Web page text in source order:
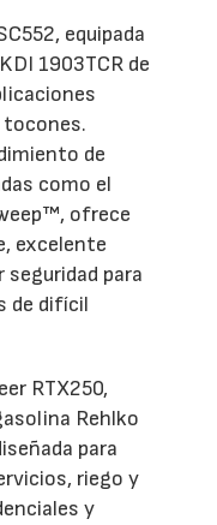
equipada
1903TCR de
tocones.
de
como el
ofrece
excelente
seguridad para
de difícil
RTX250,
Rehlko
para
riego y
y